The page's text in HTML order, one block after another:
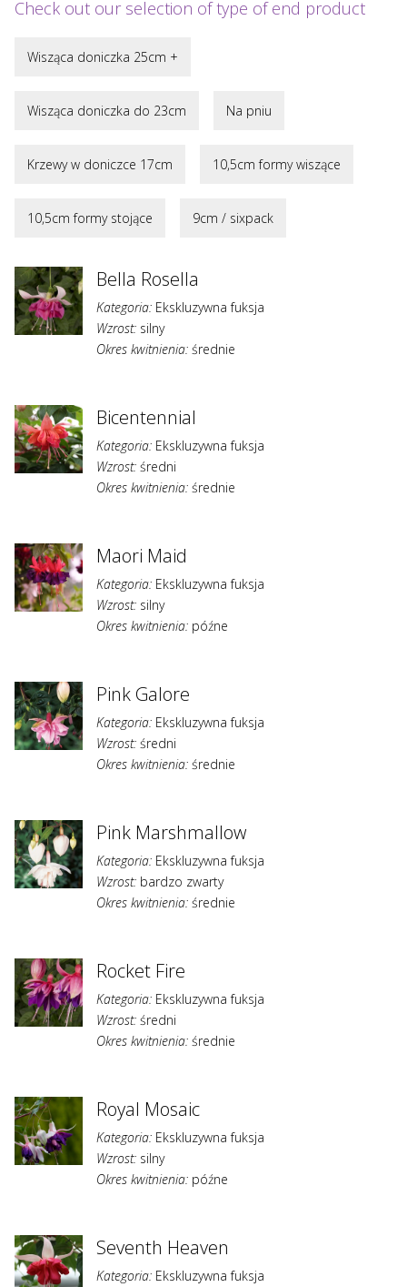
Check out our selection of type of end product
Wisząca doniczka 25cm +
Wisząca doniczka do 23cm Na pniu
Krzewy w doniczce 17cm 10,5cm formy wiszące
10,5cm formy stojące 9cm / sixpack
Bella Rosella
Kategoria: Ekskluzywna fuksja
Wzrost: silny
Okres kwitnienia: średnie
Bicentennial
Kategoria: Ekskluzywna fuksja
Wzrost: średni
Okres kwitnienia: średnie
Maori Maid
Kategoria: Ekskluzywna fuksja
Wzrost: silny
Okres kwitnienia: późne
Pink Galore
Kategoria: Ekskluzywna fuksja
Wzrost: średni
Okres kwitnienia: średnie
Pink Marshmallow
Kategoria: Ekskluzywna fuksja
Wzrost: bardzo zwarty
Okres kwitnienia: średnie
Rocket Fire
Kategoria: Ekskluzywna fuksja
Wzrost: średni
Okres kwitnienia: średnie
Royal Mosaic
Kategoria: Ekskluzywna fuksja
Wzrost: silny
Okres kwitnienia: późne
Seventh Heaven
Kategoria: Ekskluzywna fuksja